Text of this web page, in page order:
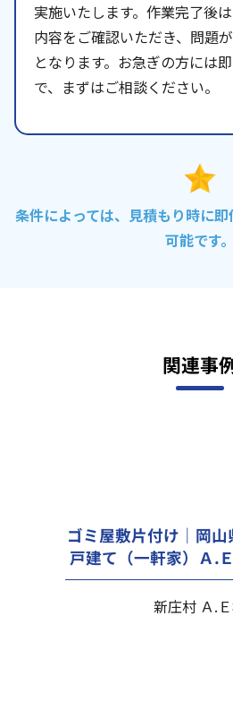
実施いたします。作業完了後
内容をご確認いただき、問題
となります。お急ぎの方には
で、まずはご相談ください。
条件によっては、見積もり時に
可能です。
関連事
ゴミ屋敷片付け｜岡
戸建て（一軒家）Ａ.
新庄村 Ａ.